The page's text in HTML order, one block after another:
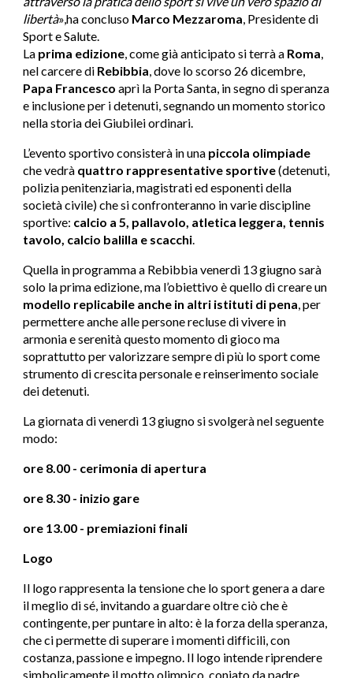
libertà»,ha concluso Marco Mezzaroma, Presidente di
Sport e Salute.
La prima edizione, come già anticipato si terrà a Roma,
nel carcere di Rebibbia, dove lo scorso 26 dicembre,
Papa Francesco aprì la Porta Santa, in segno di speranza
e inclusione per i detenuti, segnando un momento storico
nella storia dei Giubilei ordinari.
L’evento sportivo consisterà in una piccola olimpiade
che vedrà quattro rappresentative sportive(detenuti,
polizia penitenziaria, magistrati ed esponenti della
società civile) che si confronteranno in varie discipline
sportive: calcio a 5, pallavolo, atletica leggera, tennis
tavolo, calcio balilla e scacchi.
Quella in programma a Rebibbia venerdì 13 giugno sarà
solo la prima edizione, ma l’obiettivo è quello di creare un
modello replicabile anche in altri istituti di pena, per
permettere anche alle persone recluse di vivere in
armonia e serenità questo momento di gioco ma
soprattutto per valorizzare sempre di più lo sport come
strumento di crescita personale e reinserimento sociale
dei detenuti.
La giornata di venerdì 13 giugno si svolgerà nel seguente
modo:
ore 8.00 - cerimonia di apertura
ore 8.30 - inizio gare
ore 13.00 - premiazioni finali
Logo
Il logo rappresenta la tensione che lo sport genera a dare
il meglio di sé, invitando a guardare oltre ciò che è
contingente, per puntare in alto: è la forza della speranza,
che ci permette di superare i momenti difficili, con
costanza, passione e impegno. Il logo intende riprendere
simbolicamente il motto olimpico, coniato da padre